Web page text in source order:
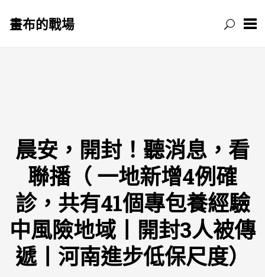
畫布的戰場
晨安，開封！聽消息，看
聯播（ 一地新增4例確
診，共有41個專包養經驗
中風險地域丨開封3人被傳
遞丨河南進步低保尺度）